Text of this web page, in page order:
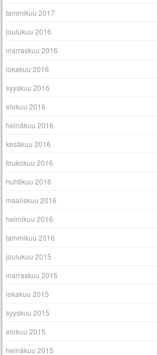
tammikuu 2017
joulukuu 2016
marraskuu 2016
lokakuu 2016
syyskuu 2016
elokuu 2016
heinäkuu 2016
kesäkuu 2016
toukokuu 2016
huhtikuu 2016
maaliskuu 2016
helmikuu 2016
tammikuu 2016
joulukuu 2015
marraskuu 2015
lokakuu 2015
syyskuu 2015
elokuu 2015
heinäkuu 2015